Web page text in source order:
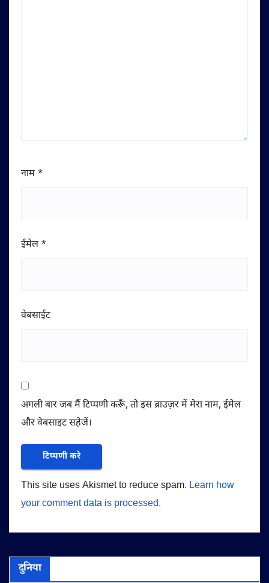
नाम *
ईमेल *
वेबसाईट
अगली बार जब मैं टिप्पणी करूँ, तो इस ब्राउज़र में मेरा नाम, ईमेल
और वेबसाइट सहेजें।
This site uses Akismet to reduce spam. Learn how
your comment data is processed.
दुनिया